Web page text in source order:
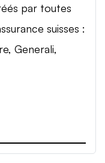
par toutes
suisses :
Generali,